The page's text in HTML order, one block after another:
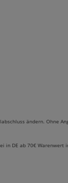
ändern. Ohne
in DE ab 70€ Warenwert